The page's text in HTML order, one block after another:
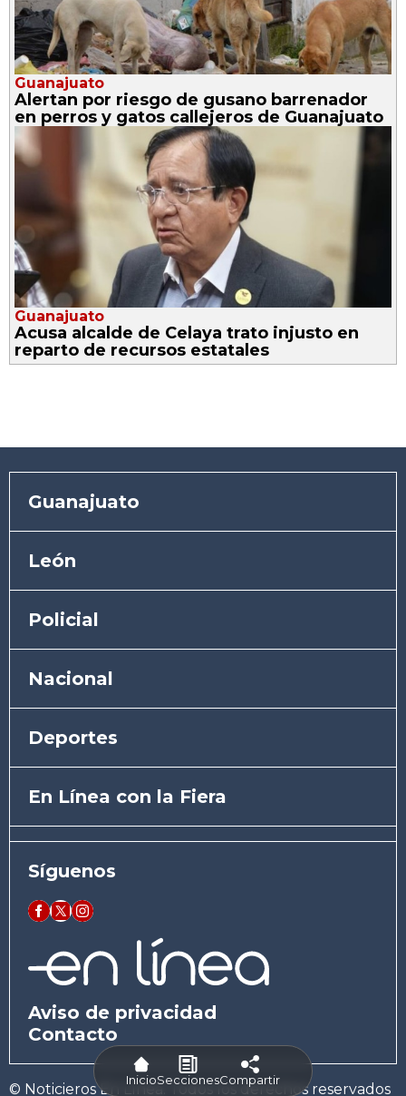
Guanajuato
Alertan por riesgo de gusano barrenador
en perros y gatos callejeros de Guanajuato
Guanajuato
Acusa alcalde de Celaya trato injusto en
reparto de recursos estatales
Guanajuato
León
Policial
Nacional
Deportes
En Línea con la Fiera
Síguenos
Aviso de privacidad
Contacto
© Noticieros En Línea. Todos los derechos reservados
InicioSeccionesCompartir